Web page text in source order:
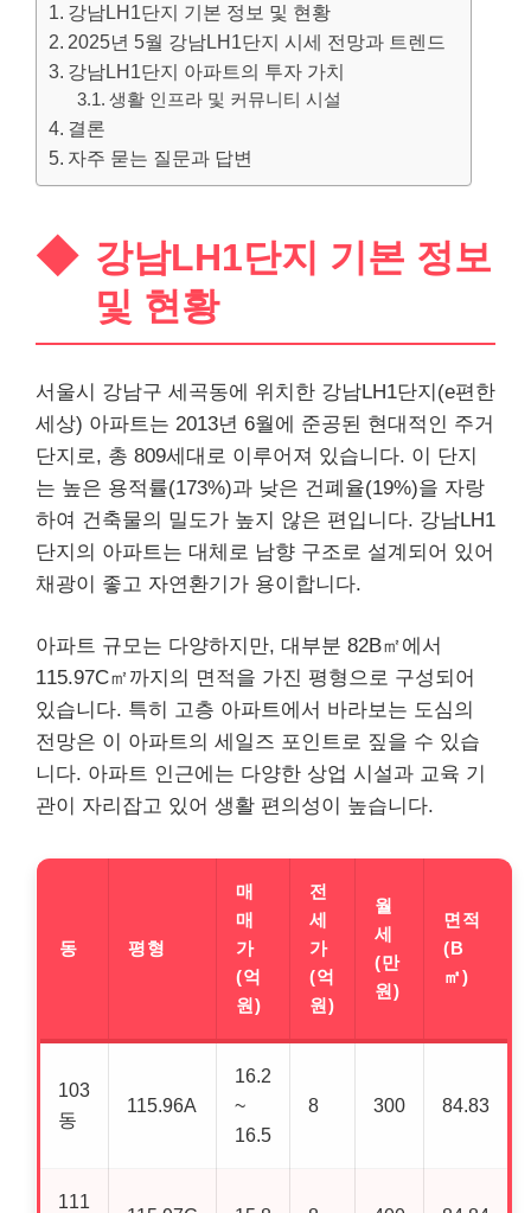
강남LH1단지 기본 정보 및 현황
2025년 5월 강남LH1단지 시세 전망과 트렌드
강남LH1단지 아파트의 투자 가치
생활 인프라 및 커뮤니티 시설
결론
자주 묻는 질문과 답변
강남LH1단지 기본 정보
및 현황
서울시 강남구 세곡동에 위치한 강남LH1단지(e편한
세상) 아파트는 2013년 6월에 준공된 현대적인 주거
단지로, 총 809세대로 이루어져 있습니다. 이 단지
는 높은 용적률(173%)과 낮은 건폐율(19%)을 자랑
하여 건축물의 밀도가 높지 않은 편입니다. 강남LH1
단지의 아파트는 대체로 남향 구조로 설계되어 있어
채광이 좋고 자연환기가 용이합니다.
아파트 규모는 다양하지만, 대부분 82B㎡에서
115.97C㎡까지의 면적을 가진 평형으로 구성되어
있습니다. 특히 고층 아파트에서 바라보는 도심의
전망은 이 아파트의 세일즈 포인트로 짚을 수 있습
니다. 아파트 인근에는 다양한 상업 시설과 교육 기
관이 자리잡고 있어 생활 편의성이 높습니다.
동 평형
매
매
가
(억
원)
전
세
가
(억
원)
월
세
(만
원)
면적
(B
㎡)
103
동
115.96A
16.2
~
16.5
8 300 84.83
111